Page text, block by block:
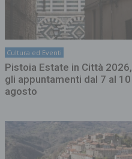
Cultura ed Eventi
Pistoia Estate in Città 2026,
gli appuntamenti dal 7 al 10
agosto